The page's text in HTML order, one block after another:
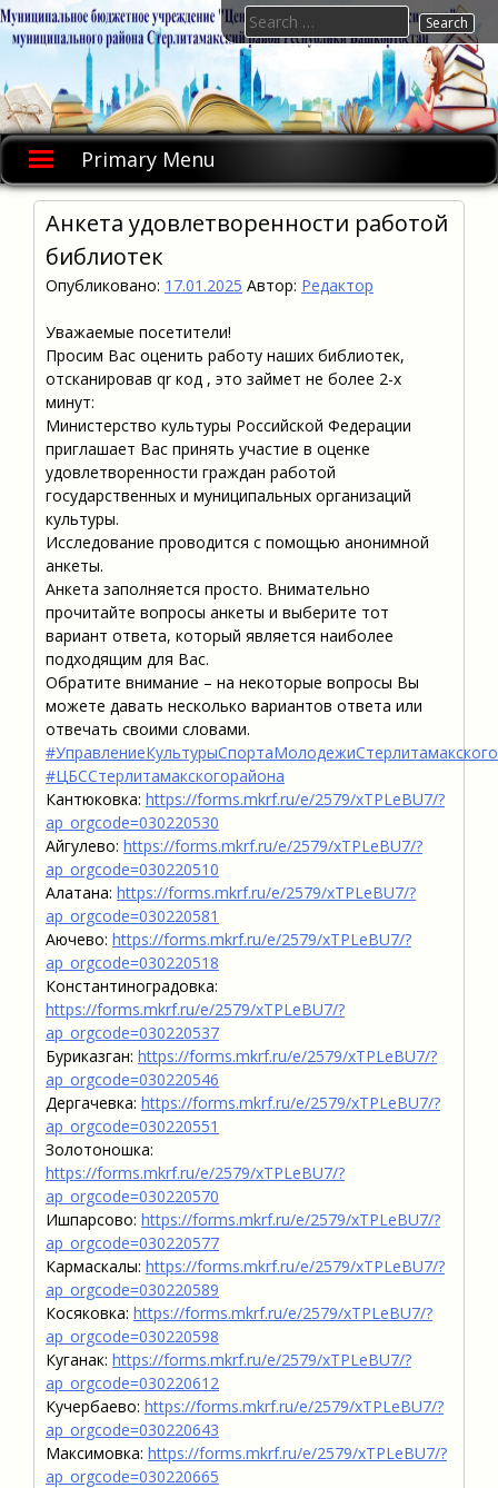
Skip
to
Primary Menu
Search
for:
Анкета удовлетворенности работой
библиотек
Опубликовано: 17.01.2025 Автор: Редактор
Уважаемые посетители!
Просим Вас оценить работу наших библиотек,
отсканировав qr код , это займет не более 2-х
минут:
Министерство культуры Российской Федерации
приглашает Вас принять участие в оценке
удовлетворенности граждан работой
государственных и муниципальных организаций
культуры.
Исследование проводится с помощью анонимной
анкеты.
Анкета заполняется просто. Внимательно
прочитайте вопросы анкеты и выберите тот
вариант ответа, который является наиболее
подходящим для Вас.
Обратите внимание – на некоторые вопросы Вы
можете давать несколько вариантов ответа или
отвечать своими словами.
#ЦБССтерлитамакскогорайона
Кантюковка: https://forms.mkrf.ru/e/2579/xTPLeBU7/?
ap_orgcode=030220530
Айгулево: https://forms.mkrf.ru/e/2579/xTPLeBU7/?
ap_orgcode=030220510
Алатана: https://forms.mkrf.ru/e/2579/xTPLeBU7/?
ap_orgcode=030220581
Аючево: https://forms.mkrf.ru/e/2579/xTPLeBU7/?
ap_orgcode=030220518
Константиноградовка:
https://forms.mkrf.ru/e/2579/xTPLeBU7/?
ap_orgcode=030220537
Буриказган: https://forms.mkrf.ru/e/2579/xTPLeBU7/?
ap_orgcode=030220546
Дергачевка: https://forms.mkrf.ru/e/2579/xTPLeBU7/?
ap_orgcode=030220551
Золотоношка:
https://forms.mkrf.ru/e/2579/xTPLeBU7/?
ap_orgcode=030220570
Ишпарсово: https://forms.mkrf.ru/e/2579/xTPLeBU7/?
ap_orgcode=030220577
Кармаскалы: https://forms.mkrf.ru/e/2579/xTPLeBU7/?
ap_orgcode=030220589
Косяковка: https://forms.mkrf.ru/e/2579/xTPLeBU7/?
ap_orgcode=030220598
Куганак: https://forms.mkrf.ru/e/2579/xTPLeBU7/?
ap_orgcode=030220612
Кучербаево: https://forms.mkrf.ru/e/2579/xTPLeBU7/?
ap_orgcode=030220643
Максимовка: https://forms.mkrf.ru/e/2579/xTPLeBU7/?
ap_orgcode=030220665